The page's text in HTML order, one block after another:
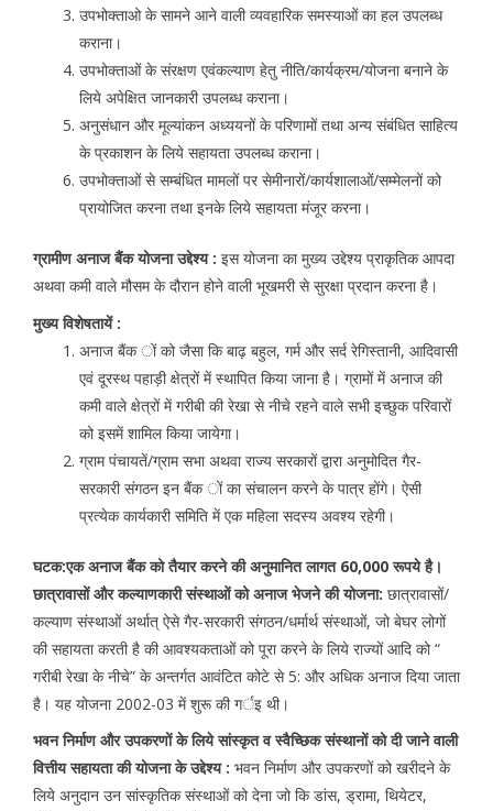
उपभोक्ताओ के सामने आने वाली व्यवहारिक समस्याओं का हल उपलब्ध
कराना।
उपभोक्ताओं के संरक्षण एवंकल्याण हेतु नीति/कार्यक्रम/योजना बनाने के
लिये अपेक्षित जानकारी उपलब्ध कराना।
अनुसंधान और मूल्यांकन अध्ययनों के परिणामों तथा अन्य संबंधित साहित्य
के प्रकाशन के लिये सहायता उपलब्ध कराना।
उपभोक्ताओं से सम्बंधित मामलों पर सेमीनारों/कार्यशालाओं/सम्मेलनों को
प्रायोजित करना तथा इनके लिये सहायता मंजूर करना।
ग्रामीण अनाज बैंक योजना उद्देश्य : इस योजना का मुख्य उद्देश्य प्राकृतिक आपदा
अथवा कमी वाले मौसम के दौरान होने वाली भूखमरी से सुरक्षा प्रदान करना है।
मुख्य विशेषतायें :
अनाज बैंक ों को जैसा कि बाढ़ बहुल, गर्म और सर्द रेगिस्तानी, आदिवासी
एवं दूरस्थ पहाड़ी क्षेत्रों में स्थापित किया जाना है। ग्रामों में अनाज की
कमी वाले क्षेत्रों में गरीबी की रेखा से नीचे रहने वाले सभी इच्छुक परिवारों
को इसमें शामिल किया जायेगा।
ग्राम पंचायतें/ग्राम सभा अथवा राज्य सरकारों द्वारा अनुमोदित गैर-
सरकारी संगठन इन बैंक ों का संचालन करने के पात्र होंगे। ऐसी
प्रत्येक कार्यकारी समिति में एक महिला सदस्य अवश्य रहेगी।
घटक:एक अनाज बैंक को तैयार करने की अनुमानित लागत 60,000 रूपये है।
छात्रावासों और कल्याणकारी संस्थाओं को अनाज भेजने की योजना: छात्रावासों/
कल्याण संस्थाओं अर्थात् ऐसे गैर-सरकारी संगठन/धर्मार्थ संस्थाओं, जो बेघर लोगों
की सहायता करती है की आवश्यकताओं को पूरा करने के लिये राज्यों आदि को “
गरीबी रेखा के नीचे” के अन्तर्गत आवंटित कोटे से 5: और अधिक अनाज दिया जाता
है। यह योजना 2002-03 में शुरू की गर्इ थी।
भवन निर्माण और उपकरणों के लिये सांस्कृत व स्वैच्छिक संस्थानों को दी जाने वाली
वित्तीय सहायता की योजना के उद्देश्य : भवन निर्माण और उपकरणों को खरीदने के
लिये अनुदान उन सांस्कृतिक संस्थाओं को देना जो कि डांस, ड्रामा, थियेटर,